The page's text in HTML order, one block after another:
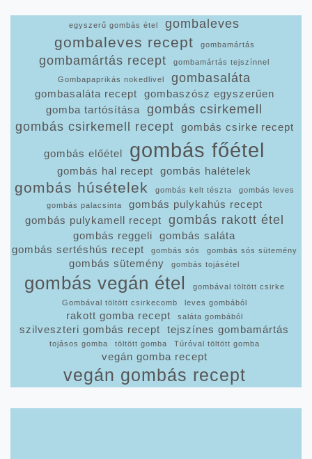
egyszerű gombás étel gombaleves
gombaleves recept gombamártás
gombamártás recept gombamártás tejszínnel
Gombapaprikás nokedlivel gombasaláta
gombasaláta recept
gombaszósz egyszerűen
gomba tartósítása
gombás csirkemell
gombás csirkemell recept
gombás csirke recept
gombás előétel gombás főétel
gombás hal recept gombás halételek
gombás húsételek gombás kelt tészta
gombás leves
gombás palacsinta
gombás pulykahús recept
gombás pulykamell recept
gombás rakott étel
gombás reggeli
gombás saláta
gombás sertéshús recept
gombás sós gombás sós sütemény
gombás sütemény gombás tojásétel
gombás vegán étel
gombával töltött csirke
Gombával töltött csirkecomb
leves gombából
rakott gomba recept saláta gombából
szilveszteri gombás recept tejszínes gombamártás
tojásos gomba töltött gomba Túróval töltött gomba
vegán gomba recept
vegán gombás recept